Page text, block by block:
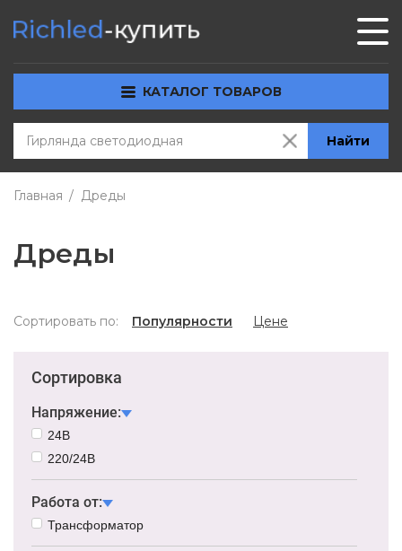
КАТАЛОГ ТОВАРОВ
Найти
Главная Дреды
Дреды
Сортировать по: Популярности Цене
Сортировка
Напряжение:
24В
220/24В
Работа от:
Трансформатор